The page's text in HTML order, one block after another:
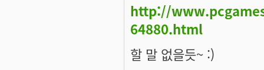
http://
64880.html
할 말 없을듯~ :)